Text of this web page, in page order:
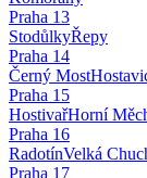
Praha 13
StodůlkyŘepy
Praha 14
Černý Most
Praha 15
HostivařHorní
Praha 16
RadotínVelká
Praha 17